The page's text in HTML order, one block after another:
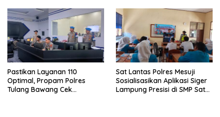
Pastikan Layanan 110
Optimal, Propam Polres
Tulang Bawang Cek
Sat Lantas Polres Mesuji
Sosialisasikan Aplikasi Siger
Lampung Presisi di SMP Satu